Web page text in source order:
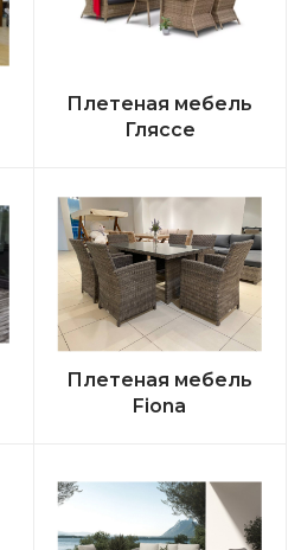
Плетеная мебель
Гляссе
Плетеная мебель
Fiona